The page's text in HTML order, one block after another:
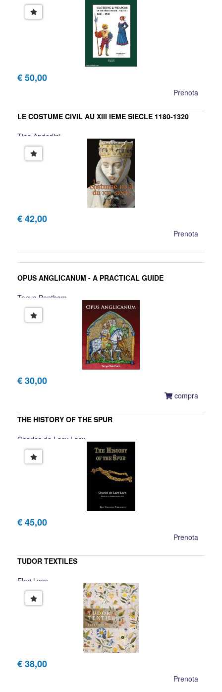
€ 50,00
Prenota
LE COSTUME CIVIL AU XIII IEME SIECLE 1180-1320
Tina Anderlini
€ 42,00
Prenota
OPUS ANGLICANUM - A PRACTICAL GUIDE
Tanya Bentham
€ 30,00
compra
THE HISTORY OF THE SPUR
Charles de Lacy Lacy
€ 45,00
Prenota
TUDOR TEXTILES
Eleri Lynn
€ 38,00
Prenota